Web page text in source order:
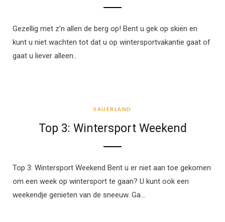
Gezellig met z’n allen de berg op! Bent u gek op skiën en
kunt u niet wachten tot dat u op wintersportvakantie gaat of
gaat u liever alleen…
SAUERLAND
Top 3: Wintersport Weekend
Top 3: Wintersport Weekend Bent u er niet aan toe gekomen
om een week op wintersport te gaan? U kunt ook een
weekendje genieten van de sneeuw. Ga…